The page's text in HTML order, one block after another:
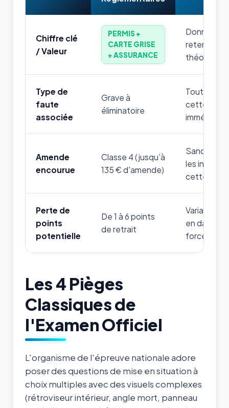
Chiffre clé
/ Valeur
PERMIS +
CARTE GRISE
+ ASSURANCE
Donnée
retenir par
théorique.
Type de
faute
associée
Grave à
éliminatoire
Toute
cette
Amende
encourue
Classe 4 (jusqu'à
135 € d'amende)
Sanction
les
cette
Perte de
points
potentielle
De 1 à 6 points
de retrait
Variable
en danger
forces de
Les 4 Pièges
Classiques de
l'Examen Officiel
L'organisme de l'épreuve nationale adore
poser des questions de mise en situation à
choix multiples avec des visuels complexes
(rétroviseur intérieur, angle mort, panneau